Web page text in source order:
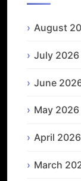
August
July 2026
June
May 2026
April 2026
March